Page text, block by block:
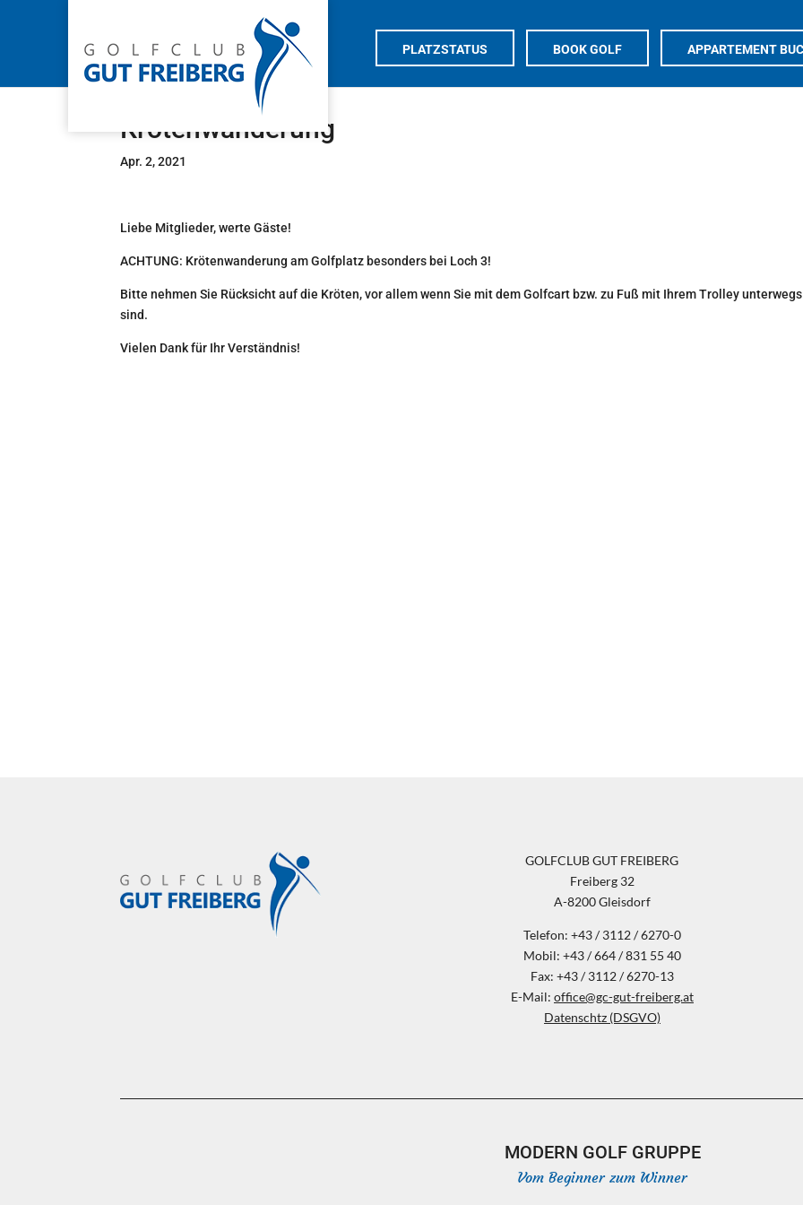
PLATZSTATUS BOOK GOLF APPARTEMENT
Krötenwanderung
Apr. 2, 2021
Liebe Mitglieder, werte Gäste!
ACHTUNG: Krötenwanderung am Golfplatz besonders bei Loch 3!
Bitte nehmen Sie Rücksicht auf die Kröten, vor allem wenn Sie mit dem Golfcart bzw. zu Fuß mit Ihrem Trolley unterwegs
sind.
Vielen Dank für Ihr Verständnis!
GOLFCLUB GUT FREIBERG
Freiberg 32
A-8200 Gleisdorf
Telefon: +43 / 3112 / 6270-0
Mobil: +43 / 664 / 831 55 40
Fax: +43 / 3112 / 6270-13
E-Mail: office@gc-gut-freiberg.at
Datenschtz (DSGVO)
MODERN GOLF GRUPPE
Vom Beginner zum Winner